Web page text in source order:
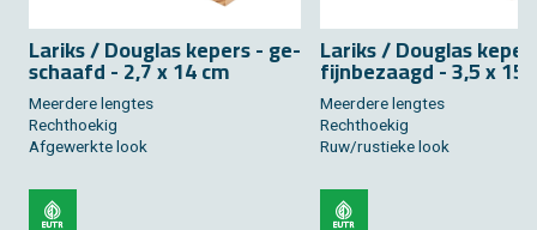
La­riks / Dou­g­las ke­pers - ge­
schaafd - 2,7 x 14 cm
Meer­de­re leng­tes
Recht­hoe­kig
Af­ge­werk­te look
La­riks / Dou­g­las
fijn­be­zaagd - 3,5 x 15
Meer­de­re leng­tes
Recht­hoe­kig
Ruw/rus­tie­ke look